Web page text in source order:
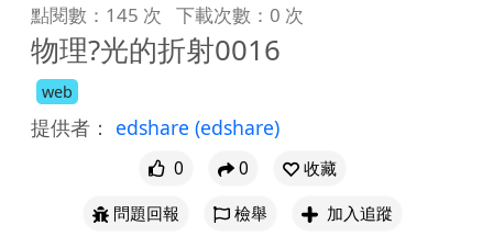
點閱數：145 次 下載次數：0 次
物理?光的折射0016
web
提供者： edshare (edshare)
0 0
收藏
問題回報
檢舉 加入追蹤